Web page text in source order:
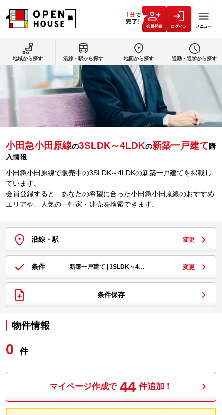
会員登録 ログイン メニュー
小田急小田原線の3SLDK～4LDKの新築一戸建て購
入情報
小田急小田原線で販売中の3SLDK～4LDKの新築一戸建てを掲載し
ています。
会員登録すると、あなたの希望に合った小田急小田原線のおすすめ
エリアや、人気の一軒家・建売を検索できます。
沿線・駅 変更
条件 新築一戸建て | 3SLDK～4… 変更
条件保存
物件情報
0 件
マイページ作成で 44 件追加！
地域から探す 沿線・駅から探す 地図から探す 通勤・通学から探す